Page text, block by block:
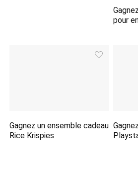
pour
Gagnez un ensemble cadeau
Rice Krispies